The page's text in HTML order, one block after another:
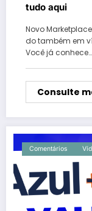
tudo aqui
Novo
do também em
Você já conhece…
Consulte
Comentários